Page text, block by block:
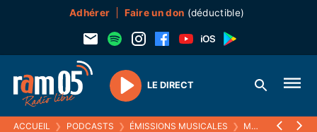
Adhérer Faire un don (déductible)
Play
LE DIRECT
ACCUEIL ❯ PODCASTS ❯ ÉMISSIONS MUSICALES ❯ MUSISTOIRES